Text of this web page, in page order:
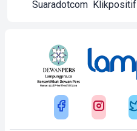
Suaradotcom Klikpositif